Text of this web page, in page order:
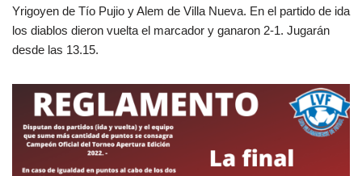
Yrigoyen de Tío Pujio y Alem de Villa Nueva. En el partido de ida
los diablos dieron vuelta el marcador y ganaron 2-1. Jugarán
desde las 13.15.